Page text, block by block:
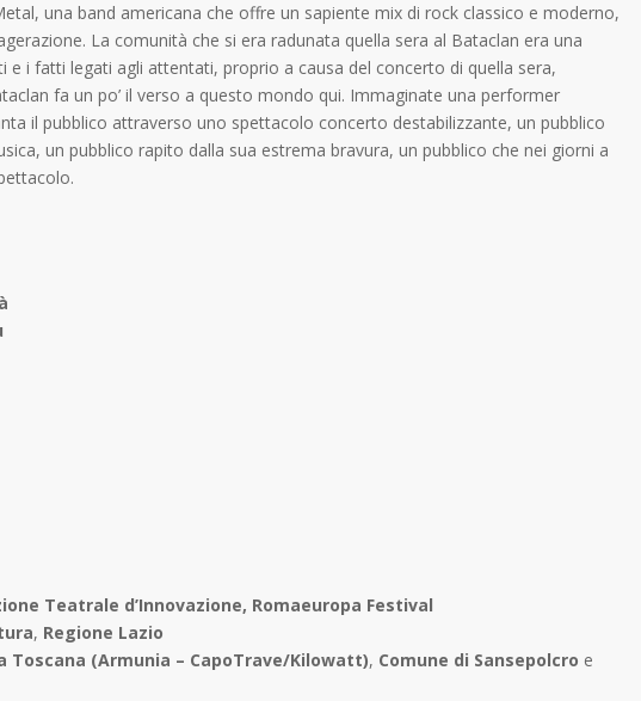
una band americana che offre un sapiente mix di rock classico e moderno,
La comunità che si era radunata quella sera al Bataclan era una
i fatti legati agli attentati, proprio a causa del concerto di quella sera,
fa un po’ il verso a questo mondo qui. Immaginate una performer
il pubblico attraverso uno spettacolo concerto destabilizzante, un pubblico
un pubblico rapito dalla sua estrema bravura, un pubblico che nei giorni a
Teatrale d’Innovazione, Romaeuropa Festival
, Regione Lazio
Toscana (Armunia – CapoTrave/Kilowatt), Comune di Sansepolcro e